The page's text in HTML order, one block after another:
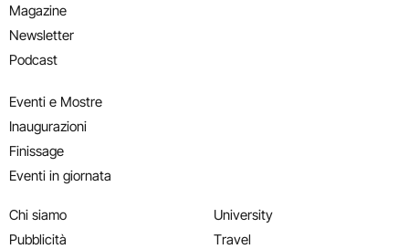
Magazine
Newsletter
Podcast
Eventi e Mostre
Inaugurazioni
Finissage
Eventi in giornata
Chi siamo
Pubblicità
University
Travel